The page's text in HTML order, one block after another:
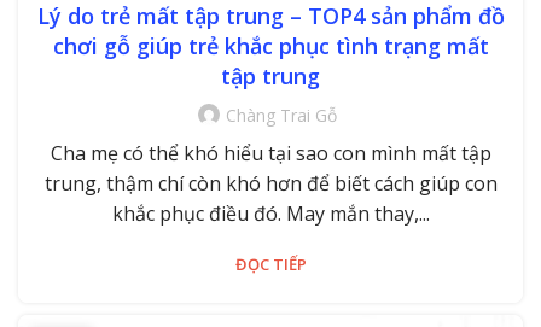
Lý do trẻ mất tập trung – TOP4 sản phẩm đồ
chơi gỗ giúp trẻ khắc phục tình trạng mất
tập trung
Chàng Trai Gỗ
Cha mẹ có thể khó hiểu tại sao con mình mất tập
trung, thậm chí còn khó hơn để biết cách giúp con
khắc phục điều đó. May mắn thay,...
ĐỌC TIẾP